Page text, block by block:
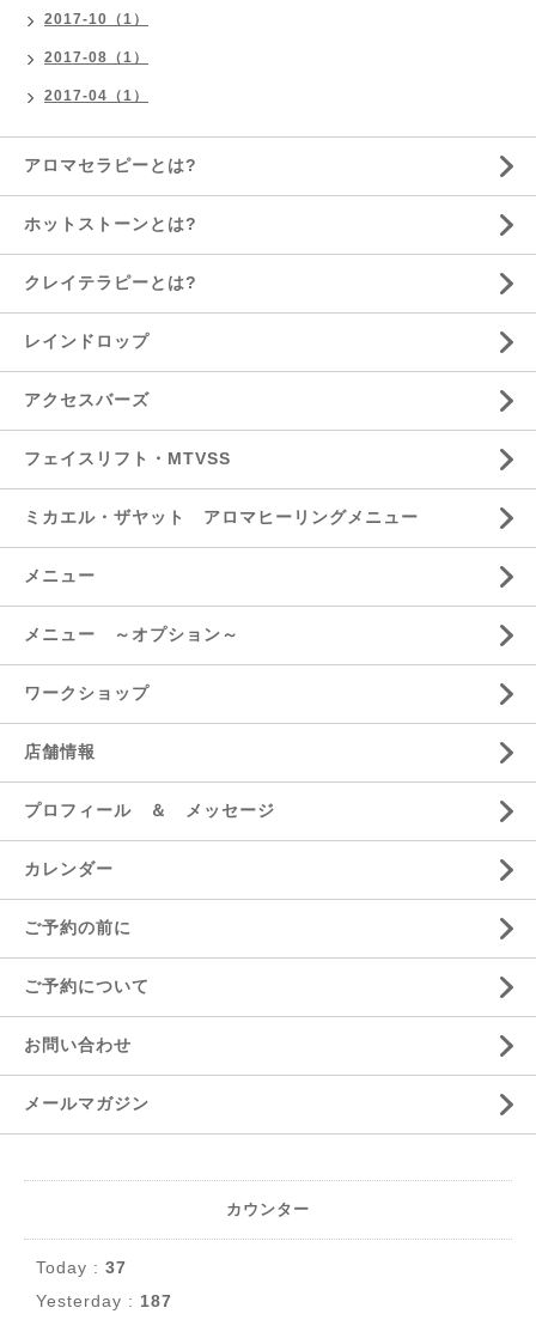
2017-10（1）
2017-08（1）
2017-04（1）
アロマセラピーとは?
ホットストーンとは?
クレイテラピーとは?
レインドロップ
アクセスバーズ
フェイスリフト・MTVSS
ミカエル・ザヤット アロマヒーリングメニュー
メニュー
メニュー ～オプション～
ワークショップ
店舗情報
プロフィール ＆ メッセージ
カレンダー
ご予約の前に
ご予約について
お問い合わせ
メールマガジン
カウンター
Today : 37
Yesterday : 187